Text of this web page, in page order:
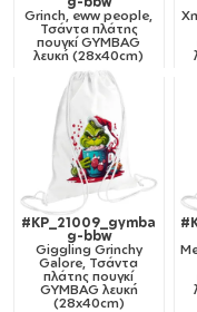
Grinch, eww people,
Τσάντα πλάτης
πουγκί GYMBAG
λευκή (28x40cm)
#KP_21009_gymba
g-bbw
Giggling Grinchy
Galore, Τσάντα
πλάτης πουγκί
GYMBAG λευκή
(28x40cm)